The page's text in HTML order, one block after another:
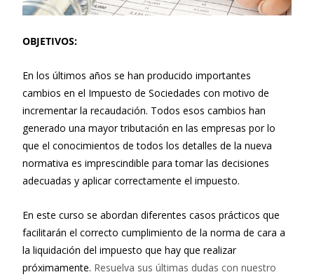
OBJETIVOS:
En los últimos años se han producido importantes
cambios en el Impuesto de Sociedades con motivo de
incrementar la recaudación. Todos esos cambios han
generado una mayor tributación en las empresas por lo
que el conocimientos de todos los detalles de la nueva
normativa es imprescindible para tomar las decisiones
adecuadas y aplicar correctamente el impuesto.
En este curso se abordan diferentes casos prácticos que
facilitarán el correcto cumplimiento de la norma de cara a
la liquidación del impuesto que hay que realizar
próximamente. Resuelva sus últimas dudas con nuestro